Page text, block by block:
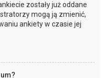
zostały już oddane
mogą ją zmienić,
ankiety w czasie jej